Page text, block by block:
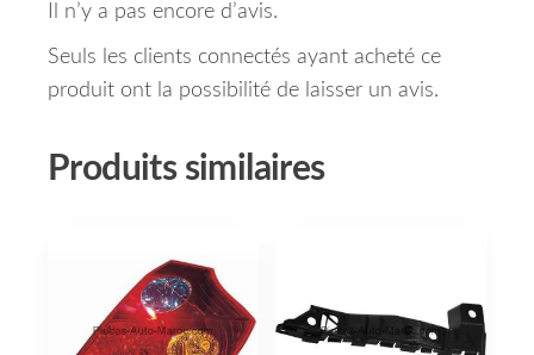
Il n’y a pas encore d’avis.
Seuls les clients connectés ayant acheté ce
produit ont la possibilité de laisser un avis.
Produits similaires